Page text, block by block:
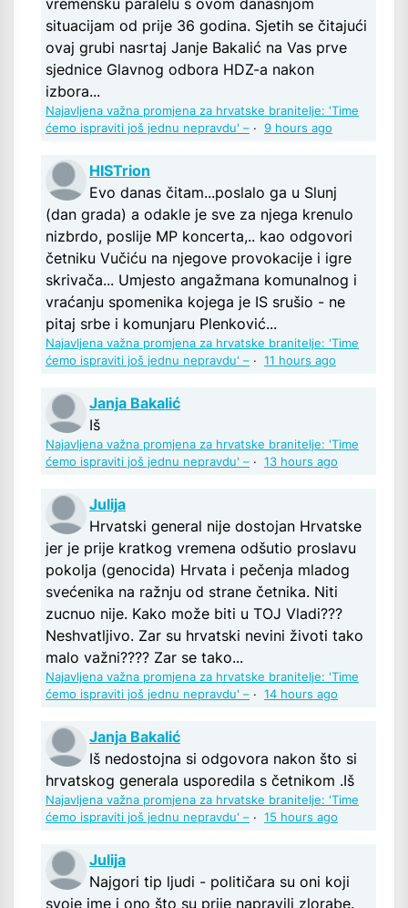
vremensku paralelu s ovom današnjom
situacijam od prije 36 godina. Sjetih se čitajući
ovaj grubi nasrtaj Janje Bakalić na Vas prve
sjednice Glavnog odbora HDZ-a nakon
izbora...
Najavljena važna promjena za hrvatske branitelje: 'Time
ćemo ispraviti još jednu nepravdu' – · 9 hours ago
HISTrion
Evo danas čitam...poslalo ga u Slunj
(dan grada) a odakle je sve za njega krenulo
nizbrdo, poslije MP koncerta,.. kao odgovori
četniku Vučiću na njegove provokacije i igre
skrivača... Umjesto angažmana komunalnog i
vraćanju spomenika kojega je IS srušio - ne
pitaj srbe i komunjaru Plenković...
Najavljena važna promjena za hrvatske branitelje: 'Time
ćemo ispraviti još jednu nepravdu' – · 11 hours ago
Janja Bakalić
Iš
Najavljena važna promjena za hrvatske branitelje: 'Time
ćemo ispraviti još jednu nepravdu' – · 13 hours ago
Julija
Hrvatski general nije dostojan Hrvatske
jer je prije kratkog vremena odšutio proslavu
pokolja (genocida) Hrvata i pečenja mladog
svećenika na ražnju od strane četnika. Niti
zucnuo nije. Kako može biti u TOJ Vladi???
Neshvatljivo. Zar su hrvatski nevini životi tako
malo važni???? Zar se tako...
Najavljena važna promjena za hrvatske branitelje: 'Time
ćemo ispraviti još jednu nepravdu' – · 14 hours ago
Janja Bakalić
Iš nedostojna si odgovora nakon što si
hrvatskog generala usporedila s četnikom .Iš
Najavljena važna promjena za hrvatske branitelje: 'Time
ćemo ispraviti još jednu nepravdu' – · 15 hours ago
Julija
Najgori tip ljudi - političara su oni koji
svoje ime i ono što su prije napravili zlorabe.